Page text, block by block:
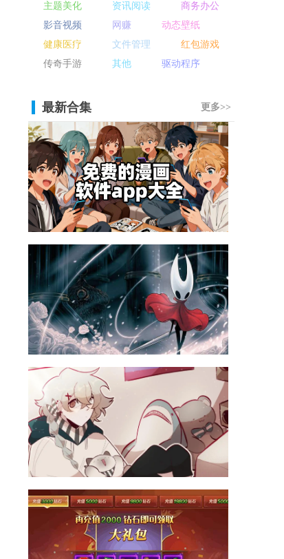
主题美化
资讯阅读
商务办公
影音视频
网赚
动态壁纸
健康医疗
文件管理
红包游戏
传奇手游
其他 驱动程序
最新合集 更多>>